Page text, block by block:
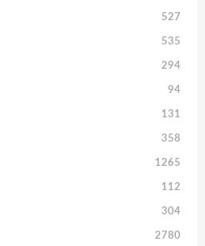
527
535
294
94
131
358
1265
112
304
2780